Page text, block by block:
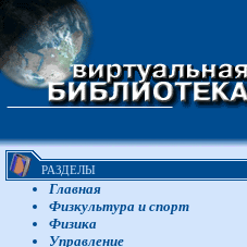
РАЗДЕЛЫ
Главная
Физкультура и спорт
Физика
Управление